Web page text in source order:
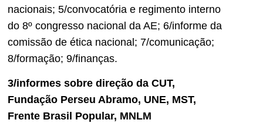
nacionais; 5/convocatória e regimento interno
do 8º congresso nacional da AE; 6/informe da
comissão de ética nacional; 7/comunicação;
8/formação; 9/finanças.
3/informes sobre direção da CUT,
Fundação Perseu Abramo, UNE, MST,
Frente Brasil Popular, MNLM